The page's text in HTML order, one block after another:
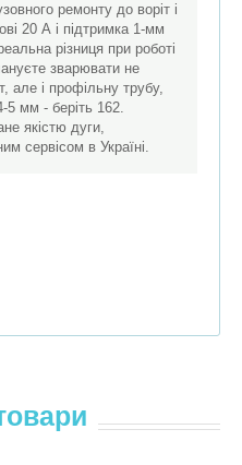
ремонту до воріт і
20 А і підтримка 1-мм
різниця при роботі
зварювати не
але і профільну трубу,
5 мм - беріть 162.
якістю дуги,
сервісом в Україні.